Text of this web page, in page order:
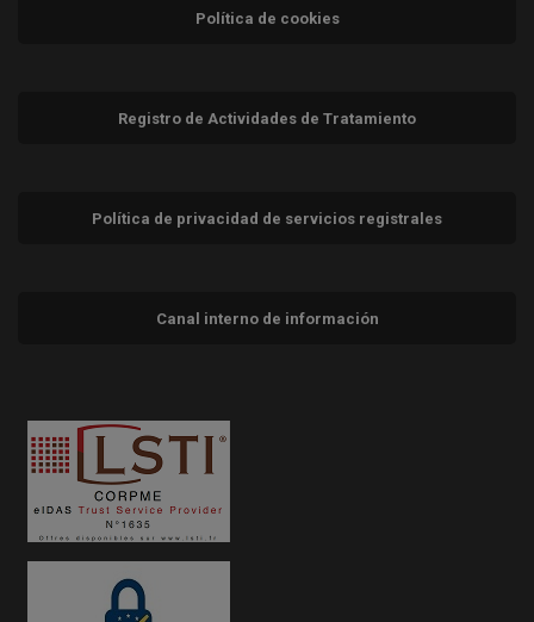
Política de cookies
Registro de Actividades de Tratamiento
Política de privacidad de servicios registrales
Canal interno de información